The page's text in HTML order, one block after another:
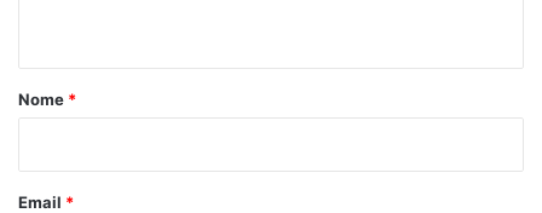
o
Nome *
Email *